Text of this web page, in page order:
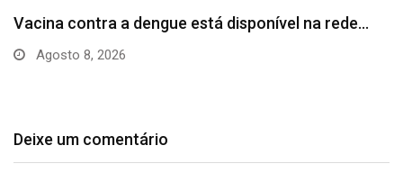
Vacina contra a dengue está disponível na rede…
Agosto 8, 2026
Deixe um comentário